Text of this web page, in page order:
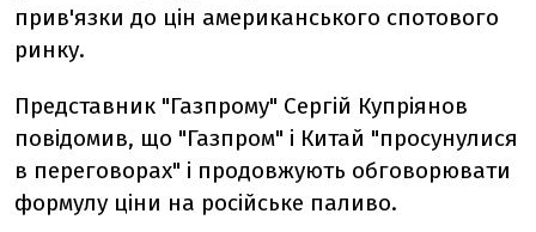
прив'язки до цін американського спотового
ринку.
Представник "Газпрому" Сергій Купріянов
повідомив, що "Газпром" і Китай "просунулися
в переговорах" і продовжують обговорювати
формулу ціни на російське паливо.